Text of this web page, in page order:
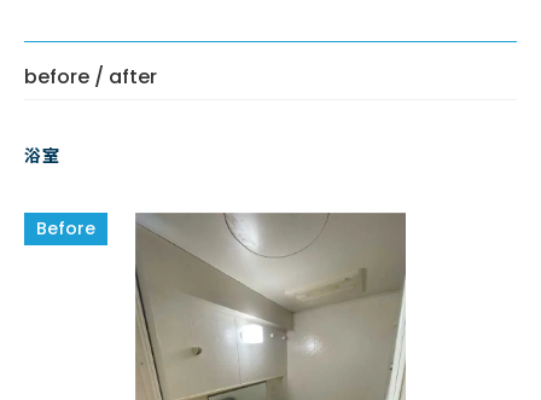
before / after
浴室